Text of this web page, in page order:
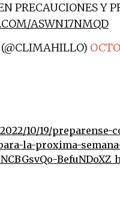
PRECAUCIONES Y
ASWN17NMQD
10/19/
la-proxima-